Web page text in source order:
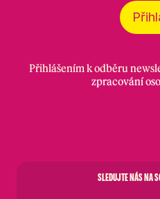
Přihlášením k odběru
zpracování
SLEDUJTE NÁS NA